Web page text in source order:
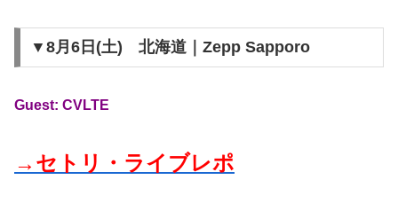
▼8月6日(土) 北海道｜Zepp Sapporo
Guest: CVLTE
→セトリ・ライブレポ